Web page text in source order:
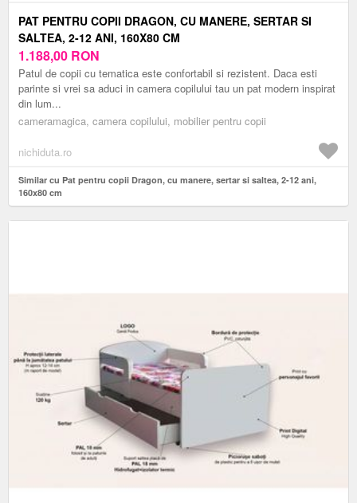
PAT PENTRU COPII DRAGON, CU MANERE, SERTAR SI
SALTEA, 2-12 ANI, 160X80 CM
1.188,00 RON
Patul de copii cu tematica este confortabil si rezistent. Daca esti
parinte si vrei sa aduci in camera copilului tau un pat modern inspirat
din lum...
cameramagica, camera copilului, mobilier pentru copii
nichiduta.ro
Similar cu Pat pentru copii Dragon, cu manere, sertar si saltea, 2-12 ani,
160x80 cm